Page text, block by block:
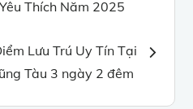
Thích Năm 2025
Lưu Trú Uy Tín Tại
Tàu 3 ngày 2 đêm